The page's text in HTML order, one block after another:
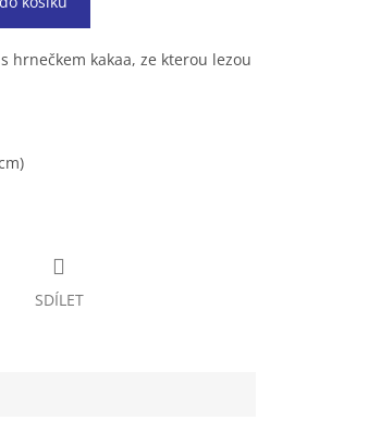
hrnečkem kakaa, ze kterou lezou
SDÍLET